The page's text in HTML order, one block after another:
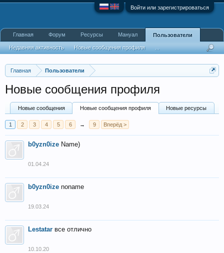
Войти или зарегистрироваться
Главная Пользователи
Новые сообщения профиля
Новые сообщения Новые сообщения профиля Новые ресурсы
1 2 3 4 5 6 → 9 Вперёд >
b0yzn0ize Name)
01.04.24
b0yzn0ize noname
19.03.24
Lestatar все отлично
10.10.20
Главная Форум Ресурсы Мануал Пользователи
Недавняя активность Новые сообщения профиля